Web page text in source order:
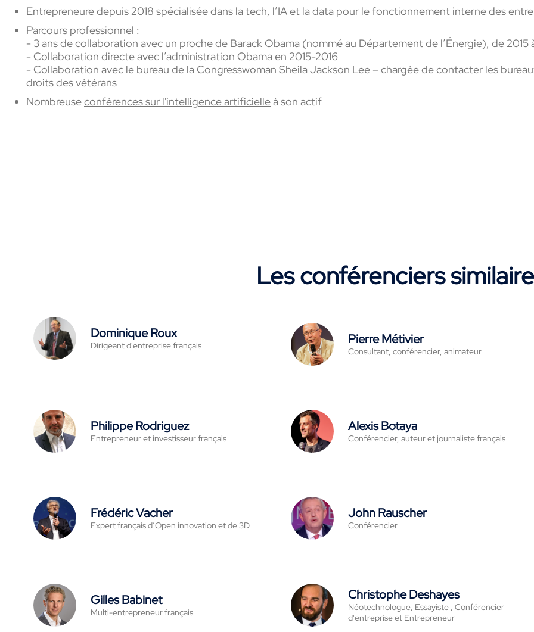
Entrepreneure depuis 2018 spécialisée dans la tech, l’IA et la data pour le fonctionnement interne des
Parcours professionnel :
- 3 ans de collaboration avec un proche de Barack Obama (nommé au Département de l’Énergie), de 2015
- Collaboration directe avec l’administration Obama en 2015-2016
- Collaboration avec le bureau de laCongresswoman Sheila Jackson Lee – chargée de contacter les
droits des vétérans
Nombreuseconférences sur l'intelligence artificielleà son actif
Les conférenciers
Dominique Roux
Dirigeant d'entreprise français Pierre Métivier
Consultant, conférencier, animateur
Philippe Rodriguez
Entrepreneur et investisseur français
Alexis Botaya
Conférencier, auteur et journaliste français
Frédéric Vacher
Expert français d’Open innovation et de 3D
John Rauscher
Conférencier
Gilles Babinet
Multi-entrepreneur français
Christophe Deshayes
Néotechnologue, Essayiste , Conférencier
d'entreprise et Entrepreneur